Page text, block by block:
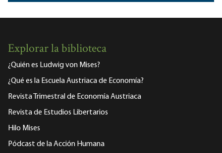
Explorar la biblioteca
¿Quién es Ludwig von Mises?
¿Qué es la Escuela Austriaca de Economía?
Revista Trimestral de Economía Austriaca
Revista de Estudios Libertarios
Hilo Mises
Pódcast de la Acción Humana